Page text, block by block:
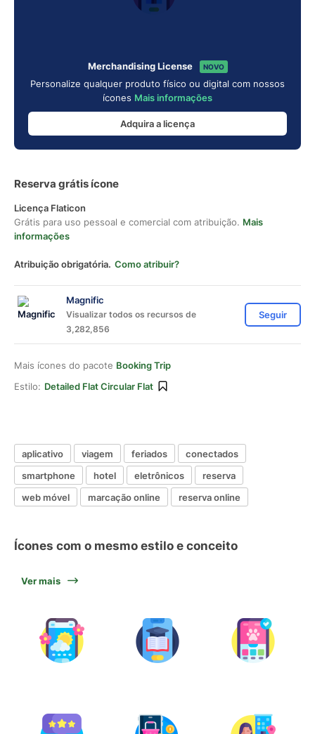
Merchandising License NOVO
Personalize qualquer produto físico ou digital com nossos
ícones Mais informações
Adquira a licença
Reserva grátis ícone
Licença Flaticon
Grátis para uso pessoal e comercial com atribuição. Mais
informações
Atribuição obrigatória. Como atribuir?
Magnific
Visualizar todos os recursos de
3,282,856
Seguir
Mais ícones do pacote Booking Trip
Estilo: Detailed Flat Circular Flat
aplicativo viagem feriados
conectados
smartphone
hotel eletrônicos
reserva
web móvel
marcação online reserva online
Ícones com o mesmo estilo e conceito
Ver mais